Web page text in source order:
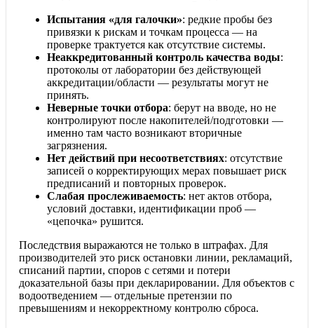
Испытания «для галочки»: редкие пробы без
привязки к рискам и точкам процесса — на
проверке трактуется как отсутствие системы.
Неаккредитованный контроль качества воды:
протоколы от лаборатории без действующей
аккредитации/области — результаты могут не
принять.
Неверные точки отбора: берут на вводе, но не
контролируют после накопителей/подготовки —
именно там часто возникают вторичные
загрязнения.
Нет действий при несоответствиях: отсутствие
записей о корректирующих мерах повышает риск
предписаний и повторных проверок.
Слабая прослеживаемость: нет актов отбора,
условий доставки, идентификации проб —
«цепочка» рушится.
Последствия выражаются не только в штрафах. Для
производителей это риск остановки линии, рекламаций,
списаний партии, споров с сетями и потери
доказательной базы при декларировании. Для объектов с
водоотведением — отдельные претензии по
превышениям и некорректному контролю сброса.